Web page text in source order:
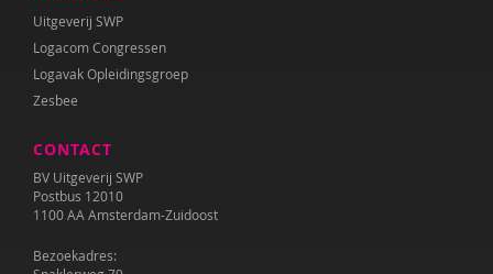
Uitgeverij SWP
Logacom Congressen
Logavak Opleidingsgroep
Zesbee
CONTACT
BV Uitgeverij SWP
Postbus 12010
1100 AA Amsterdam-Zuidoost
Bezoekadres: